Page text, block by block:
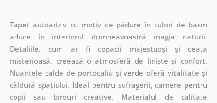
Tapet autoadziv cu motiv de pădure în culori de basm
aduce în interiorul dumneavoastră magia naturii.
Detaliile, cum ar fi copacii majestuoși și ceața
misterioasă, creează o atmosferă de liniște și confort.
Nuantele calde de portocaliu și verde oferă vitalitate și
căldură spațiului. Ideal pentru sufragerii, camere pentru
copii sau birouri creative. Materialul de calitate